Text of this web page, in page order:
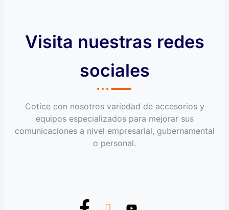
Visita nuestras redes
sociales
Cotice con nosotros variedad de accesorios y
equipos especializados para mejorar sus
comunicaciones a nivel empresarial, gubernamental
o personal.